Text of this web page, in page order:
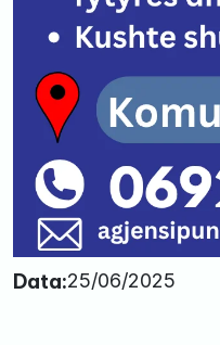
Data:25/06/2025